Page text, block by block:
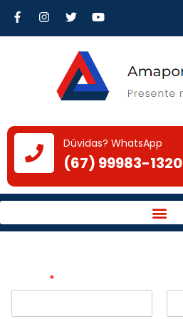
Dúvidas? WhatsApp
(67) 99983-1320
*